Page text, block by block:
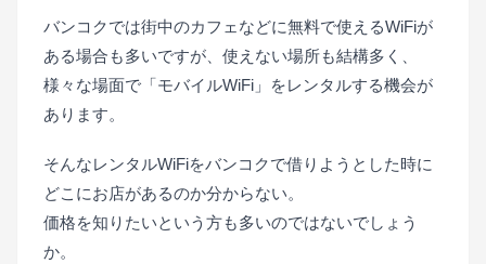
バンコクでは街中のカフェなどに無料で使えるWiFiが
ある場合も多いですが、使えない場所も結構多く、
様々な場面で「モバイルWiFi」をレンタルする機会が
あります。
そんなレンタルWiFiをバンコクで借りようとした時に
どこにお店があるのか分からない。
価格を知りたいという方も多いのではないでしょう
か。
モバ
WiFi